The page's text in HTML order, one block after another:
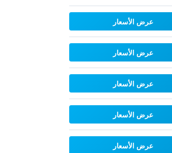
عرض الأسعار
عرض الأسعار
عرض الأسعار
عرض الأسعار
عرض الأسعار